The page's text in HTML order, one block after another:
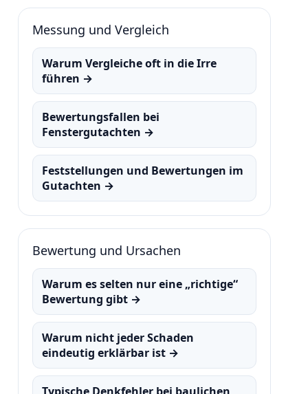
Messung und Vergleich
Warum Vergleiche oft in die Irre
führen →
Bewertungsfallen bei
Fenstergutachten →
Feststellungen und Bewertungen im
Gutachten →
Bewertung und Ursachen
Warum es selten nur eine „richtige“
Bewertung gibt →
Warum nicht jeder Schaden
eindeutig erklärbar ist →